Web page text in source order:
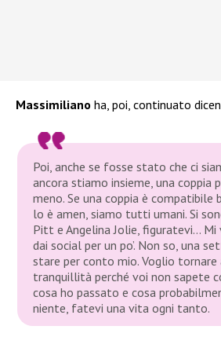
Massimiliano ha, poi, continuato
Poi, anche se fosse stato che ci
ancora stiamo insieme, una coppia
meno. Se una coppia è compatibile
lo è amen, siamo tutti umani. Si
Pitt e Angelina Jolie, figuratevi…
dai social per un po’. Non so, una
stare per conto mio. Voglio tornare
tranquillità perché voi non sapete
cosa ho passato e cosa
niente, fatevi una vita ogni tanto.